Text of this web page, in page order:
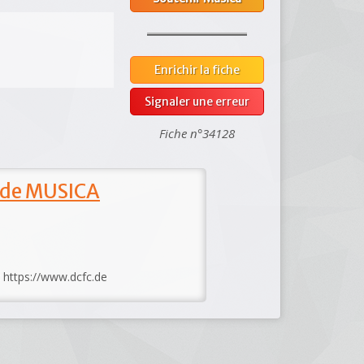
Enrichir la fiche
Signaler une erreur
Fiche n°34128
MUSICA
https://www.dcfc.de